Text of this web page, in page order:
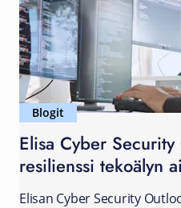
Blogit
Elisa Cyber
resilienssi tekoälyn
Elisan Cyber Security